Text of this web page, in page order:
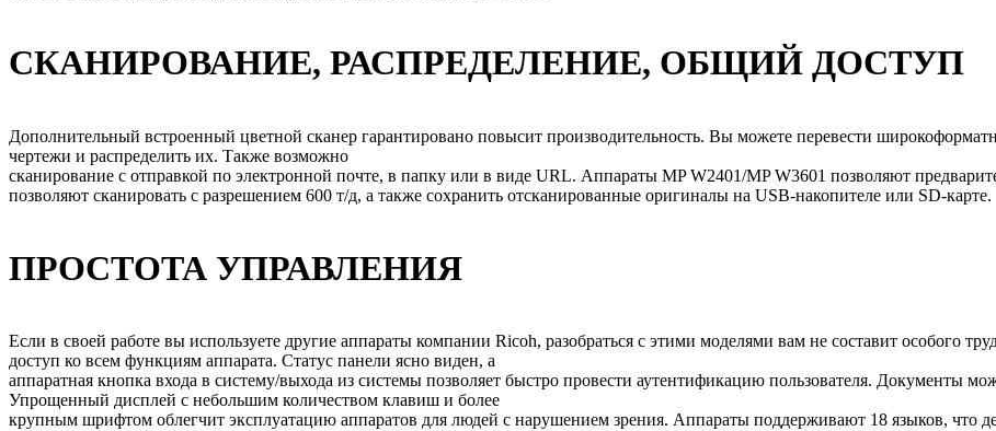
СКАНИРОВАНИЕ, РАСПРЕДЕЛЕНИЕ, ОБЩИЙ ДОСТУП
Дополнительный встроенный цветной сканер гарантировано повысит производительность. Вы можете перевести
чертежи и распределить их. Также возможно
сканирование с отправкой по электронной почте, в папку или в виде URL. Аппараты MP W2401/MP W3601 позволяют
позволяют сканировать с разрешением 600 т/д, а также сохранить отсканированные оригиналы на USB-накопителе или SD-карте.
ПРОСТОТА УПРАВЛЕНИЯ
Если в своей работе вы используете другие аппараты компании Ricoh, разобраться с этими моделями вам не составит особого
доступ ко всем функциям аппарата. Статус панели ясно виден, а
аппаратная кнопка входа в систему/выхода из системы позволяет быстро провести аутентификацию пользователя. Документы
Упрощенный дисплей с небольшим количеством клавиш и более
крупным шрифтом облегчит эксплуатацию аппаратов для людей с нарушением зрения. Аппараты поддерживают 18 языков, что